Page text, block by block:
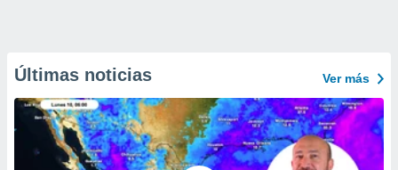
Últimas noticias Ver más